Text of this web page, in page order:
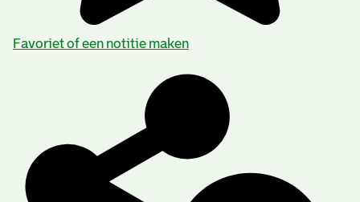
Favoriet of een notitie maken